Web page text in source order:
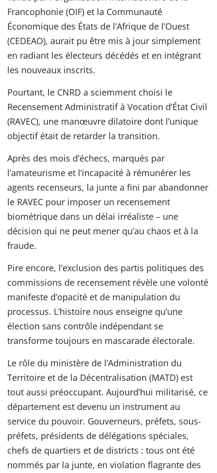
Francophonie (OIF) et la Communauté
Économique des États de l’Afrique de l’Ouest
(CEDEAO), aurait pu être mis à jour simplement
en radiant les électeurs décédés et en intégrant
les nouveaux inscrits.
Pourtant, le CNRD a sciemment choisi le
Recensement Administratif à Vocation d’État Civil
(RAVEC), une manœuvre dilatoire dont l’unique
objectif était de retarder la transition.
Après des mois d’échecs, marqués par
l’amateurisme et l’incapacité à rémunérer les
agents recenseurs, la junte a fini par abandonner
le RAVEC pour imposer un recensement
biométrique dans un délai irréaliste – une
décision qui ne peut mener qu’au chaos et à la
fraude.
Pire encore, l’exclusion des partis politiques des
commissions de recensement révèle une volonté
manifeste d’opacité et de manipulation du
processus. L’histoire nous enseigne qu’une
élection sans contrôle indépendant se
transforme toujours en mascarade électorale.
Le rôle du ministère de l’Administration du
Territoire et de la Décentralisation (MATD) est
tout aussi préoccupant. Aujourd’hui militarisé, ce
département est devenu un instrument au
service du pouvoir. Gouverneurs, préfets, sous-
préfets, présidents de délégations spéciales,
chefs de quartiers et de districts : tous ont été
nommés par la junte, en violation flagrante des